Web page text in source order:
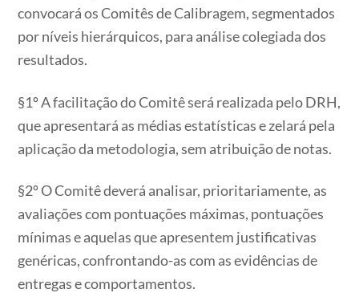
convocará os Comitês de Calibragem, segmentados
por níveis hierárquicos, para análise colegiada dos
resultados.
§1º A facilitação do Comitê será realizada pelo DRH,
que apresentará as médias estatísticas e zelará pela
aplicação da metodologia, sem atribuição de notas.
§2º O Comitê deverá analisar, prioritariamente, as
avaliações com pontuações máximas, pontuações
mínimas e aquelas que apresentem justificativas
genéricas, confrontando-as com as evidências de
entregas e comportamentos.